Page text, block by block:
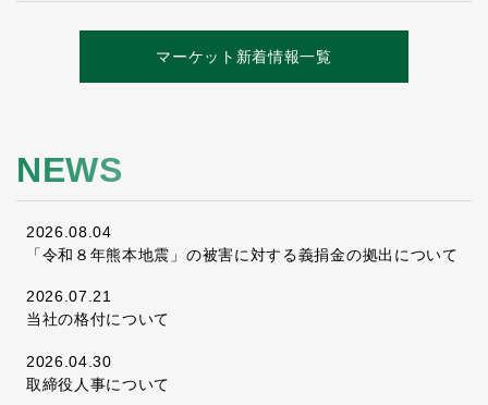
マーケット新着情報一覧
NEWS
2026.08.04
「令和８年熊本地震」の被害に対する義捐金の拠出について
2026.07.21
当社の格付について
2026.04.30
取締役人事について